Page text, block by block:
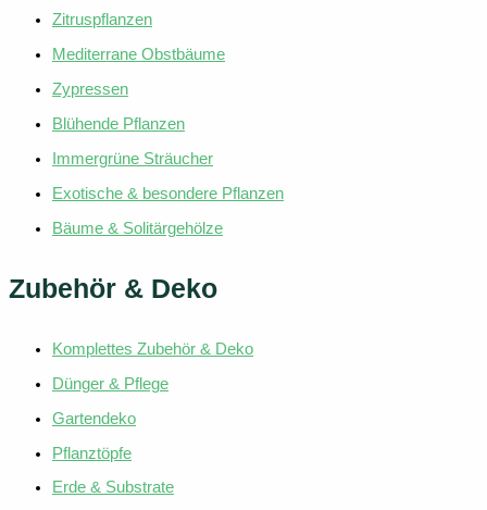
Zitruspflanzen
Mediterrane Obstbäume
Zypressen
Blühende Pflanzen
Immergrüne Sträucher
Exotische & besondere Pflanzen
Bäume & Solitärgehölze
Zubehör & Deko
Komplettes Zubehör & Deko
Dünger & Pflege
Gartendeko
Pflanztöpfe
Erde & Substrate